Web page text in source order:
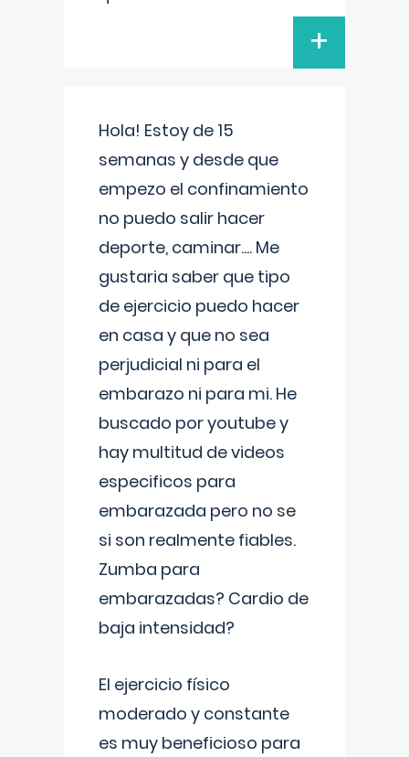
+
Hola! Estoy de 15
semanas y desde que
empezo el confinamiento
no puedo salir hacer
deporte, caminar.... Me
gustaria saber que tipo
de ejercicio puedo hacer
en casa y que no sea
perjudicial ni para el
embarazo ni para mi. He
buscado por youtube y
hay multitud de videos
especificos para
embarazada pero no se
si son realmente fiables.
Zumba para
embarazadas? Cardio de
baja intensidad?
El ejercicio físico
moderado y constante
es muy beneficioso para